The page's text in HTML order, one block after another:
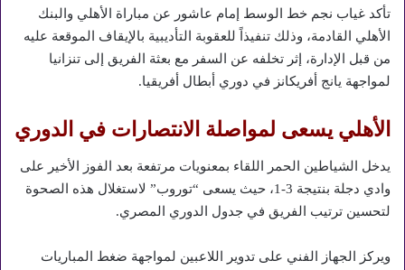
تأكد غياب نجم خط الوسط إمام عاشور عن مباراة الأهلي والبنك
الأهلي القادمة، وذلك تنفيذاً للعقوبة التأديبية بالإيقاف الموقعة عليه
من قبل الإدارة، إثر تخلفه عن السفر مع بعثة الفريق إلى تنزانيا
لمواجهة يانج أفريكانز في دوري أبطال أفريقيا.
الأهلي يسعى لمواصلة الانتصارات في الدوري
يدخل الشياطين الحمر اللقاء بمعنويات مرتفعة بعد الفوز الأخير على
وادي دجلة بنتيجة 3-1، حيث يسعى “توروب” لاستغلال هذه الصحوة
لتحسين ترتيب الفريق في جدول الدوري المصري.
ويركز الجهاز الفني على تدوير اللاعبين لمواجهة ضغط المباريات